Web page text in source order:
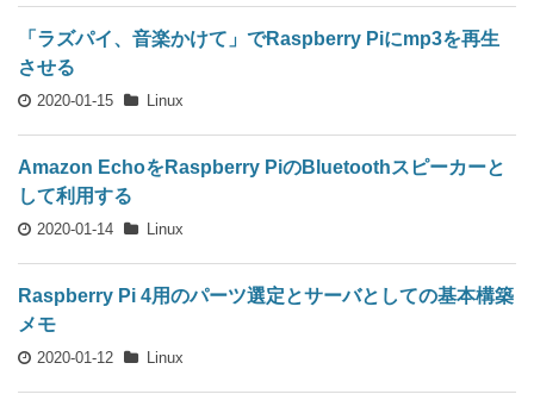
「ラズパイ、音楽かけて」でRaspberry Piにmp3を再生
させる
2020-01-15 Linux
Amazon EchoをRaspberry PiのBluetoothスピーカーと
して利用する
2020-01-14 Linux
Raspberry Pi 4用のパーツ選定とサーバとしての基本構築
メモ
2020-01-12 Linux